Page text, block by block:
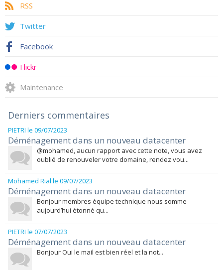
RSS
Twitter
Facebook
Flickr
Maintenance
Derniers commentaires
PIETRI le 09/07/2023
Déménagement dans un nouveau datacenter
@mohamed, aucun rapport avec cette note, vous avez
oublié de renouveler votre domaine, rendez vou...
Mohamed Rial le 09/07/2023
Déménagement dans un nouveau datacenter
Bonjour membres équipe technique nous somme
aujourd’hui étonné qu...
PIETRI le 07/07/2023
Déménagement dans un nouveau datacenter
Bonjour Oui le mail est bien réel et la not...